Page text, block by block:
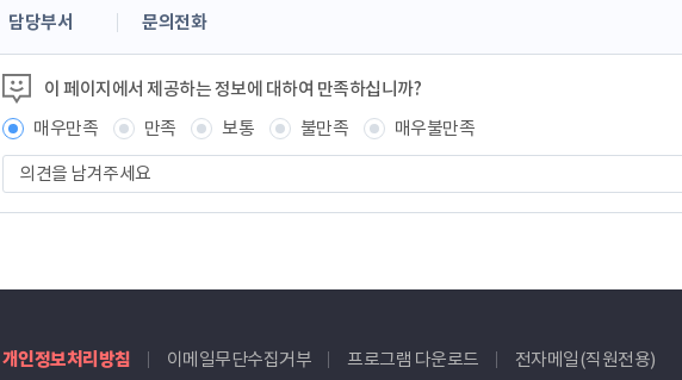
콘
츠
정
보
책
임
자
담당부서 문의전화
이 페이지에서 제공하는 정보에 대하여 만족하십니까?
매우만족
만족 보통 불만족
매우불만족
견
을
주
개인정보처리방침 이메일무단수집거부 프로그램 다운로드 전자메일(직원전용)